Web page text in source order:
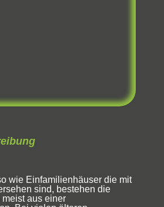
wie Einfamilienhäuser die mit
sind, bestehen die
aus einer